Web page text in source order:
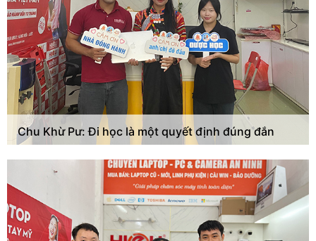
Chu Khừ Pư: Đi học là một quyết định đúng đắn